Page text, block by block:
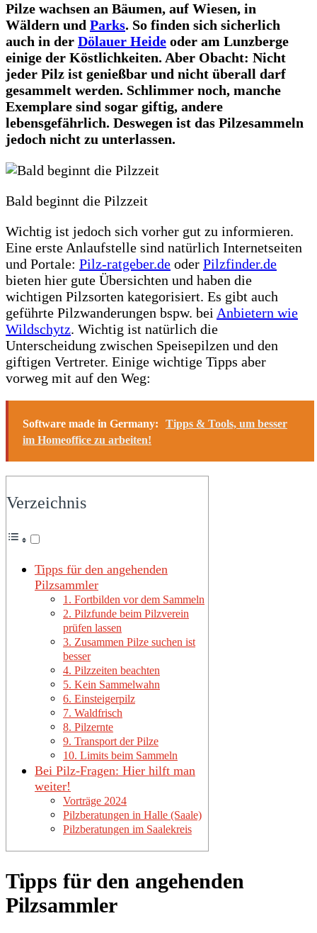
Pilze wachsen an Bäumen, auf Wiesen, in
Wäldern und Parks. So finden sich sicherlich
auch in der Dölauer Heide oder am Lunzberge
einige der Köstlichkeiten. Aber Obacht: Nicht
jeder Pilz ist genießbar und nicht überall darf
gesammelt werden. Schlimmer noch, manche
Exemplare sind sogar giftig, andere
lebensgefährlich. Deswegen ist das Pilzesammeln
jedoch nicht zu unterlassen.
Bald beginnt die Pilzzeit
Wichtig ist jedoch sich vorher gut zu informieren.
Eine erste Anlaufstelle sind natürlich Internetseiten
und Portale: Pilz-ratgeber.de oder Pilzfinder.de
bieten hier gute Übersichten und haben die
wichtigen Pilzsorten kategorisiert. Es gibt auch
geführte Pilzwanderungen bspw. bei Anbietern wie
Wildschytz. Wichtig ist natürlich die
Unterscheidung zwischen Speisepilzen und den
giftigen Vertreter. Einige wichtige Tipps aber
vorweg mit auf den Weg:
Software made in Germany:
Tipps & Tools, um besser
im Homeoffice zu arbeiten!
Verzeichnis
Tipps für den angehenden
Pilzsammler
1. Fortbilden vor dem Sammeln
2. Pilzfunde beim Pilzverein
prüfen lassen
3. Zusammen Pilze suchen ist
besser
4. Pilzzeiten beachten
5. Kein Sammelwahn
6. Einsteigerpilz
7. Waldfrisch
8. Pilzernte
9. Transport der Pilze
10. Limits beim Sammeln
Bei Pilz-Fragen: Hier hilft man
weiter!
Vorträge 2024
Pilzberatungen in Halle (Saale)
Pilzberatungen im Saalekreis
Tipps für den angehenden
Pilzsammler